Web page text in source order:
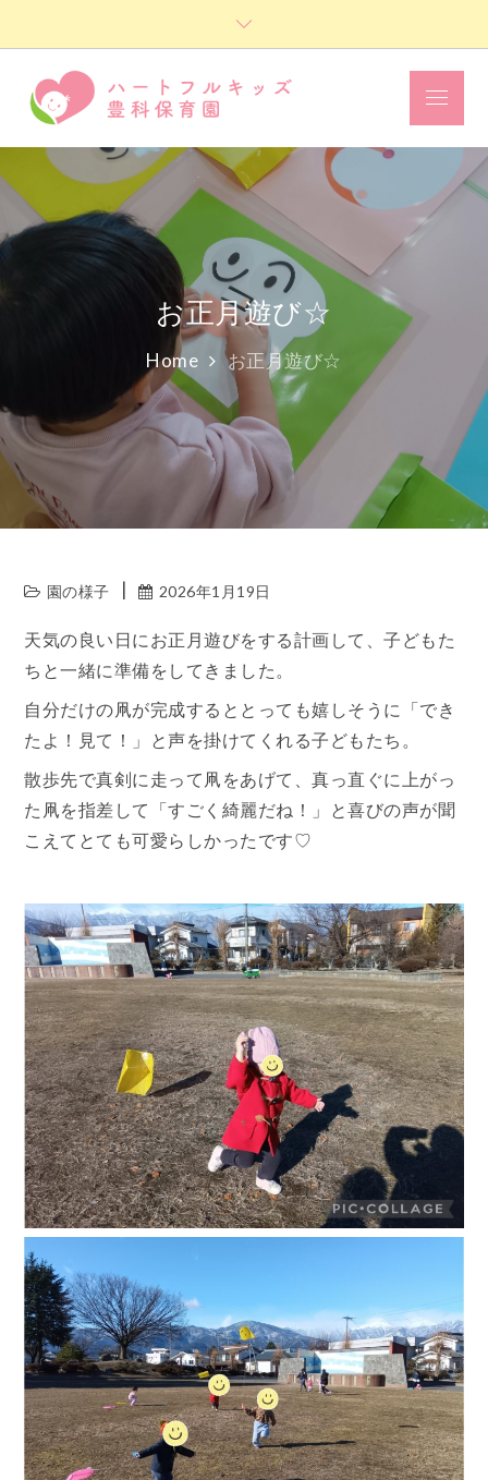
ハートフル
キッズ豊科
保育園
Menu
お正月遊び☆
Home お正月遊び☆
園の様子 2026年1月19日
天気の良い日にお正月遊びをする計画して、子どもた
ちと一緒に準備をしてきました。
自分だけの凧が完成するととっても嬉しそうに「でき
たよ！見て！」と声を掛けてくれる子どもたち。
散歩先で真剣に走って凧をあげて、真っ直ぐに上がっ
た凧を指差して「すごく綺麗だね！」と喜びの声が聞
こえてとても可愛らしかったです♡